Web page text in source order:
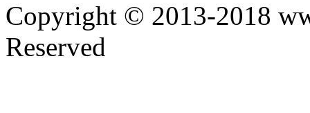
Copyright © 2013-2018
Reserved